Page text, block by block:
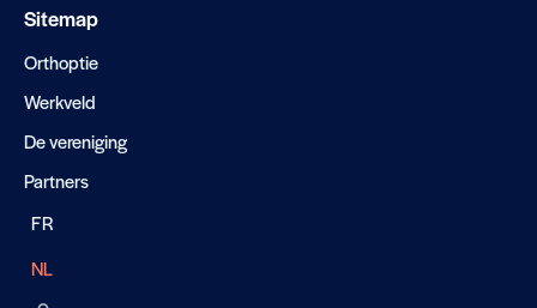
Sitemap
Orthoptie
Werkveld
De vereniging
Partners
FR
NL